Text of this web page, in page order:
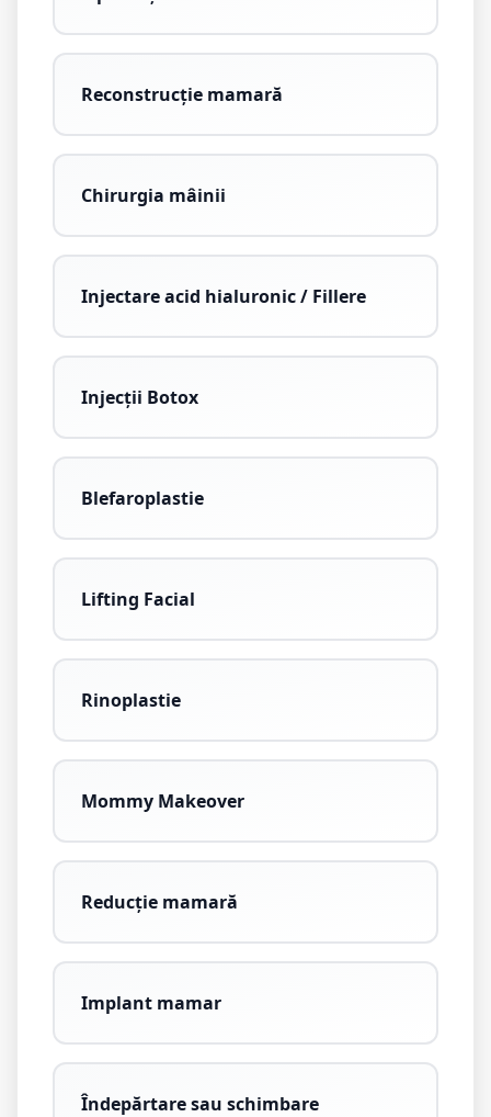
Reconstrucție mamară
Chirurgia mâinii
Injectare acid hialuronic / Fillere
Injecții Botox
Blefaroplastie
Lifting Facial
Rinoplastie
Mommy Makeover
Reducție mamară
Implant mamar
Îndepărtare sau schimbare